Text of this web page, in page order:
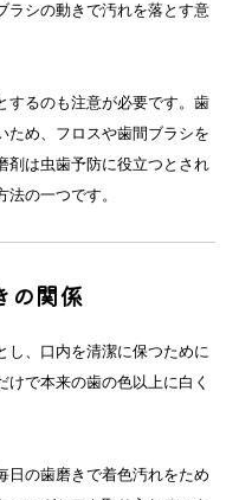
ラシの動きで汚れを落とす意
するのも注意が必要です。歯
ため、フロスや歯間ブラシを
剤は虫歯予防に役立つとされ
の一つです。
の関係
し、口内を清潔に保つために
で本来の歯の色以上に白く
日の歯磨きで着色汚れをため